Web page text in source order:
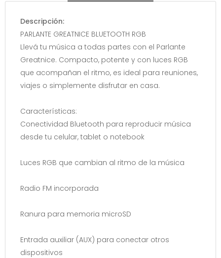
Descripción:
PARLANTE GREATNICE BLUETOOTH RGB
Llevá tu música a todas partes con el Parlante
Greatnice. Compacto, potente y con luces RGB
que acompañan el ritmo, es ideal para reuniones,
viajes o simplemente disfrutar en casa.
Características:
Conectividad Bluetooth para reproducir música
desde tu celular, tablet o notebook
Luces RGB que cambian al ritmo de la música
Radio FM incorporada
Ranura para memoria microSD
Entrada auxiliar (AUX) para conectar otros
dispositivos